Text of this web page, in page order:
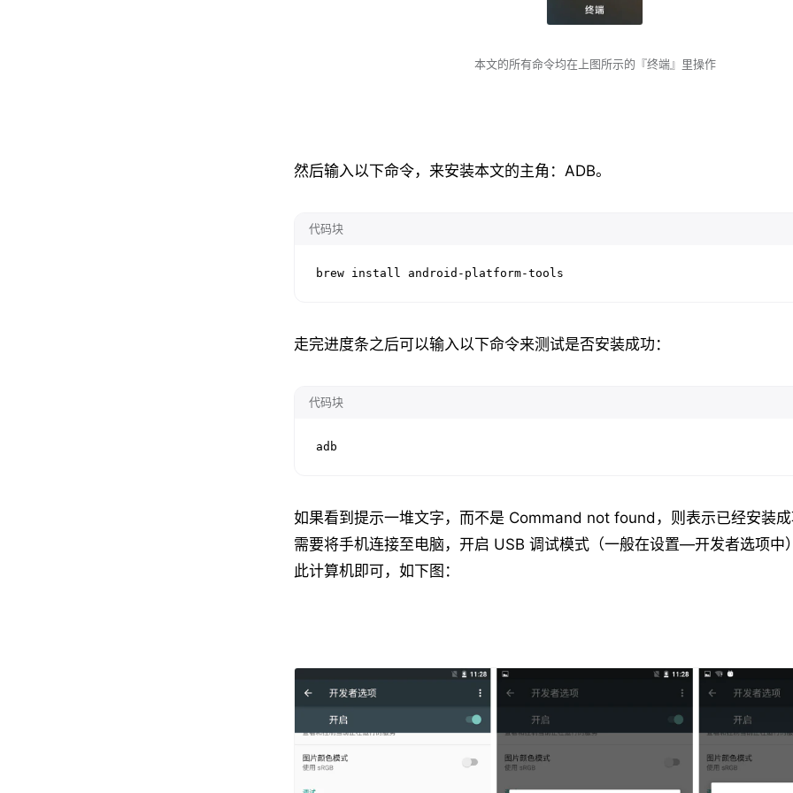
本文的所有命令均在上图所示的『终端』里操作
然后输入以下命令，来安装本文的主角：ADB。
代码块
brew install android-platform-tools
走完进度条之后可以输入以下命令来测试是否安装成功：
代码块
adb
如果看到提示一堆文字，而不是 Command not found，则表示已经安装
需要将手机连接至电脑，开启 USB 调试模式（一般在设置—开发者选项中
此计算机即可，如下图：